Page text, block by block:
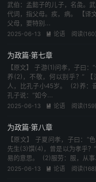
武伯：孟懿子的儿子，名彘。
代词，指父母。疾，病。 【译
父母，要特别...
2025-06-13  论语 阅读(160)
为政篇·第七章
【原文】 子游(1)问孝，子曰
养(2)，不敬，何以别乎？”
人，比孔子小45岁。 (2)养：
孔子说：“如今...
2025-06-13  论语 阅读(159)
为政篇·第八章
【原文】 子夏问孝，子曰：“
先生(3)馔(4)，曾是以为孝乎？
易的意思。 (2)服劳：服，从
2025-06-13  论语 阅读(168)